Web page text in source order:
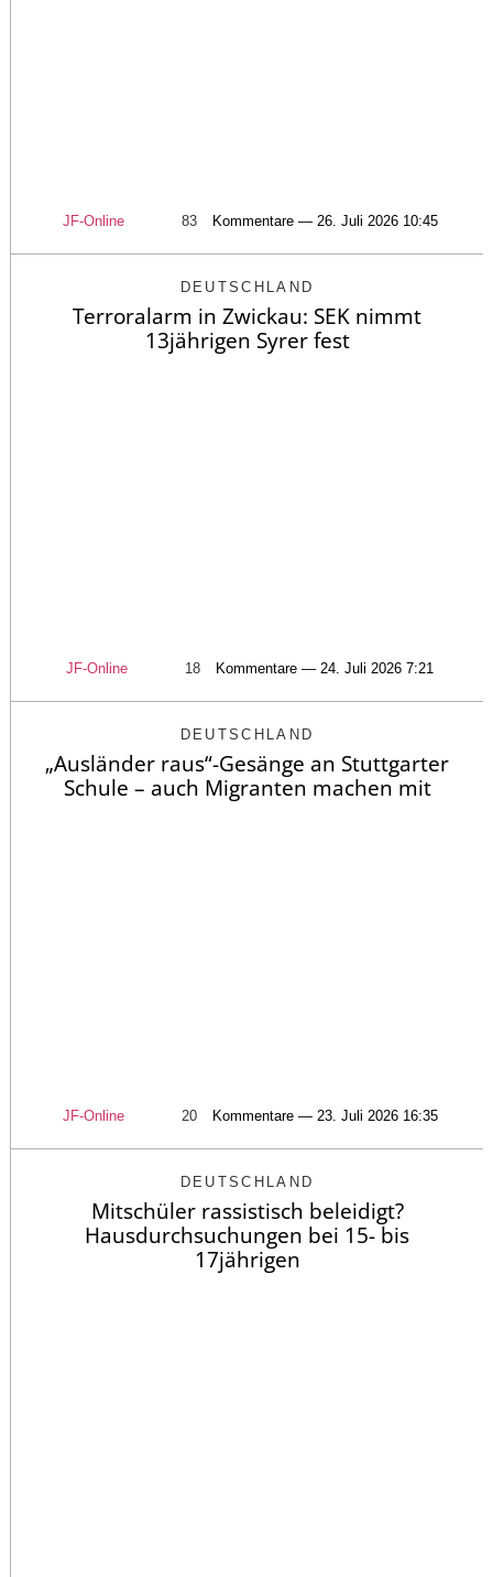
JF-Online 83 Kommentare — 26. Juli 2026 10:45
DEUTSCHLAND
Terroralarm in Zwickau: SEK nimmt
13jährigen Syrer fest
JF-Online 18 Kommentare — 24. Juli 2026 7:21
DEUTSCHLAND
„Ausländer raus“-Gesänge an Stuttgarter
Schule – auch Migranten machen mit
JF-Online 20 Kommentare — 23. Juli 2026 16:35
DEUTSCHLAND
Mitschüler rassistisch beleidigt?
Hausdurchsuchungen bei 15- bis
17jährigen